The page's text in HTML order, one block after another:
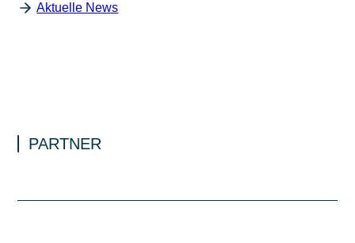
Aktuelle News
PARTNER